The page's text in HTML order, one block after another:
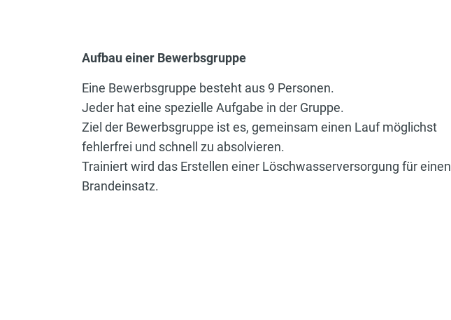
Aufbau einer Bewerbsgruppe
Eine Bewerbsgruppe besteht aus 9 Personen.
Jeder hat eine spezielle Aufgabe in der Gruppe.
Ziel der Bewerbsgruppe ist es, gemeinsam einen Lauf möglichst
fehlerfrei und schnell zu absolvieren.
Trainiert wird das Erstellen einer Löschwasserversorgung für einen
Brandeinsatz.